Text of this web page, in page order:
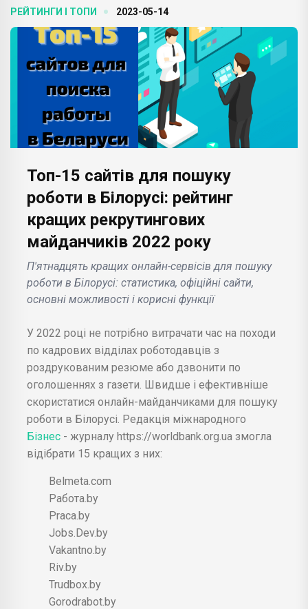
РЕЙТИНГИ І ТОПИ 2023-05-14
Топ-15 сайтів для пошуку
роботи в Білорусі: рейтинг
кращих рекрутингових
майданчиків 2022 року
П'ятнадцять кращих онлайн-сервісів для пошуку
роботи в Білорусі: статистика, офіційні сайти,
основні можливості і корисні функції
У 2022 році не потрібно витрачати час на походи
по кадрових відділах роботодавців з
роздрукованим резюме або дзвонити по
оголошеннях з газети. Швидше і ефективніше
скористатися онлайн-майданчиками для пошуку
роботи в Білорусі. Редакція міжнародного
Бізнес - журналу https://worldbank.org.ua змогла
відібрати 15 кращих з них:
Belmeta.com
Работа.by
Praca.by
Jobs.Dev.by
Vakantno.by
Riv.by
Trudbox.by
Gorodrabot.by